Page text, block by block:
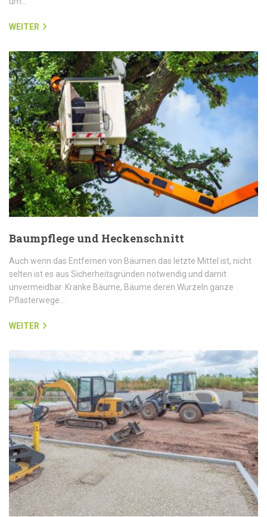
WEITER
Baumpflege und Heckenschnitt
Auch wenn das Entfernen von Bäumen das letzte Mittel ist, nicht
selten ist es aus Sicherheitsgründen notwendig und damit
unvermeidbar. Kranke Bäume, Bäume deren Wurzeln ganze
Pflasterwege…
WEITER